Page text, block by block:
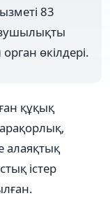
83
өкілдері.
құқық
істер